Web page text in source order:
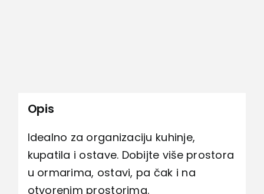
Opis
Idealno za organizaciju kuhinje,
kupatila i ostave. Dobijte više prostora
u ormarima, ostavi, pa čak i na
otvorenim prostorima.